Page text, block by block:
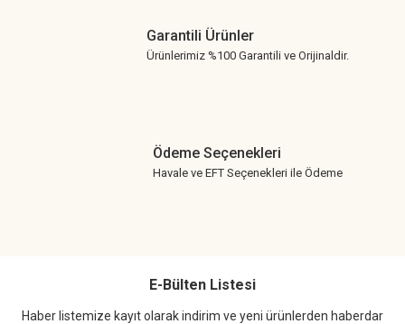
Garantili Ürünler
Ürünlerimiz %100 Garantili ve Orijinaldir.
Ödeme Seçenekleri
Havale ve EFT Seçenekleri ile Ödeme
E-Bülten Listesi
Haber listemize kayıt olarak indirim ve yeni ürünlerden haberdar